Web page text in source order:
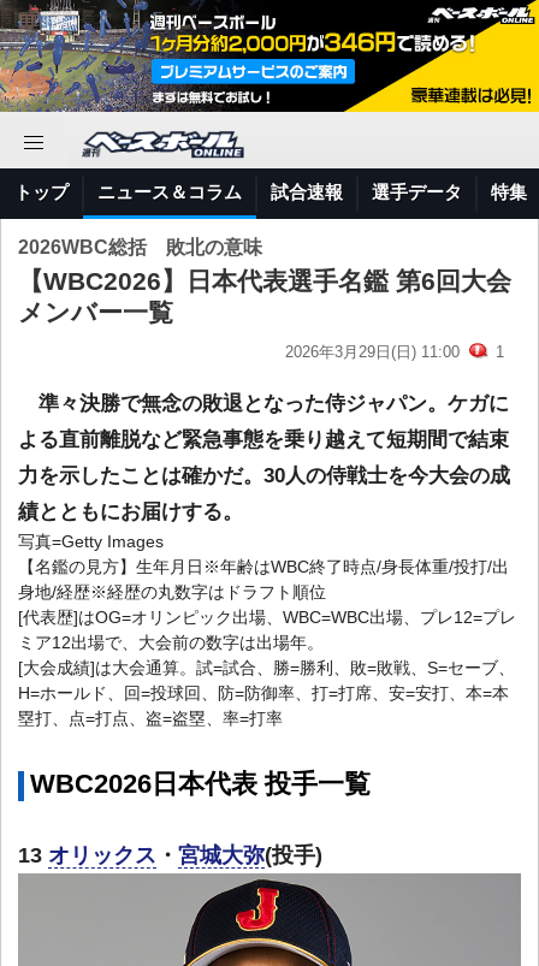
トップ ニュース＆コラム 試合速報 選手データ 特集
2026WBC総括 敗北の意味
【WBC2026】日本代表選手名鑑 第6回大会
メンバー一覧
2026年3月29日(日) 11:00 1
準々決勝で無念の敗退となった侍ジャパン。ケガに
よる直前離脱など緊急事態を乗り越えて短期間で結束
力を示したことは確かだ。30人の侍戦士を今大会の成
績とともにお届けする。
写真=Getty Images
【名鑑の見方】生年月日※年齢はWBC終了時点/身長体重/投打/出
身地/経歴※経歴の丸数字はドラフト順位
[代表歴]はOG=オリンピック出場、WBC=WBC出場、プレ12=プレ
ミア12出場で、大会前の数字は出場年。
[大会成績]は大会通算。試=試合、勝=勝利、敗=敗戦、S=セーブ、
H=ホールド、回=投球回、防=防御率、打=打席、安=安打、本=本
塁打、点=打点、盗=盗塁、率=打率
WBC2026日本代表 投手一覧
13 オリックス ・ 宮城大弥(投手)